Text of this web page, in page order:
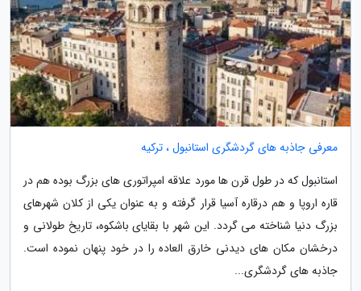
معرفی جاذبه های گردشگری استانبول ، ترکیه
استانبول که در طول قرن ها مورد علاقه امپراتوری های بزرگ بوده هم در
قاره اروپا و هم درقاره آسیا قرار گرفته و به عنوان یکی از کلان شهرهای
بزرگ دنیا شناخته می گردد. این شهر با بقایای باشکوه، تاریخ طولانی و
درخشان مکان های دیدنی خارق العاده را در خود پنهان نموده است.
جاذبه های گردشگری...